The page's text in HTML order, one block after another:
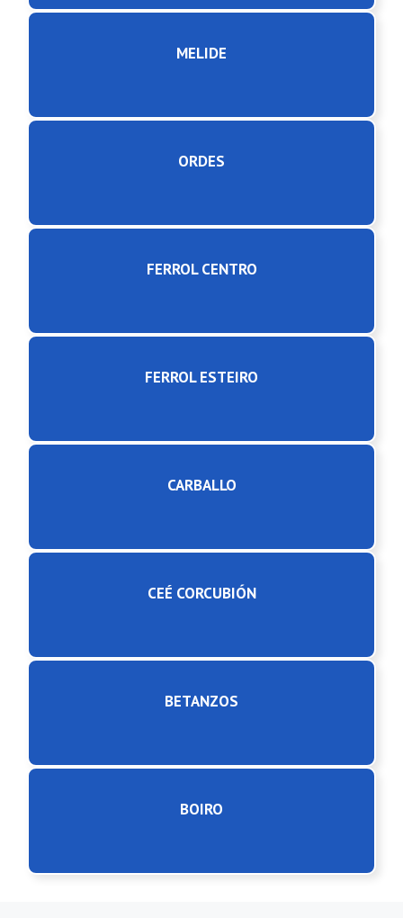
MELIDE
ORDES
FERROL CENTRO
FERROL ESTEIRO
CARBALLO
CEÉ CORCUBIÓN
BETANZOS
BOIRO